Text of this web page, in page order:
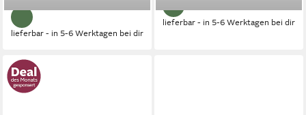
lieferbar - in 5-6 Werktagen bei dir
lieferbar - in 5-6 Werktagen bei dir